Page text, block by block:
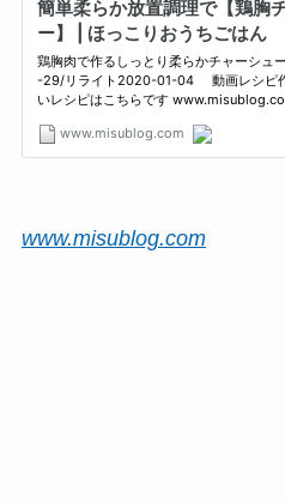
www.misublog.com